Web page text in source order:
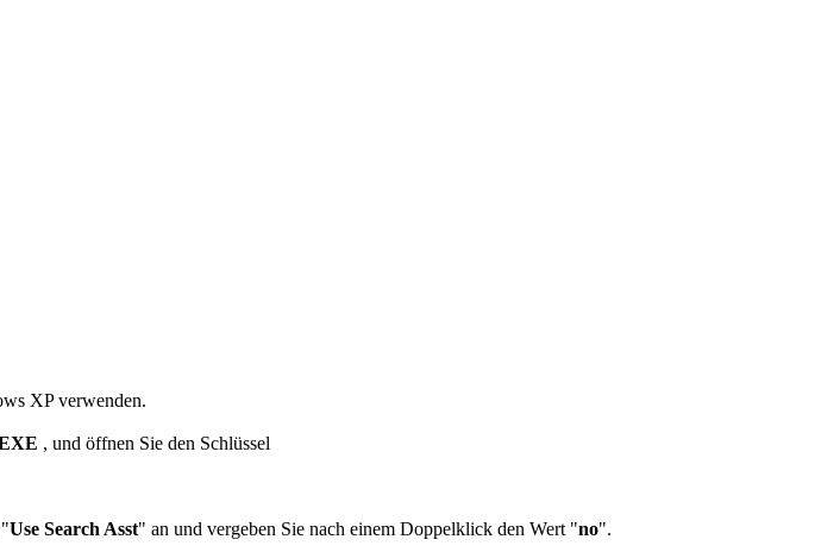
XP verwenden.
, und öffnen Sie den Schlüssel
Use Search Asst" an und vergeben Sie nach einem Doppelklick den Wert "no".